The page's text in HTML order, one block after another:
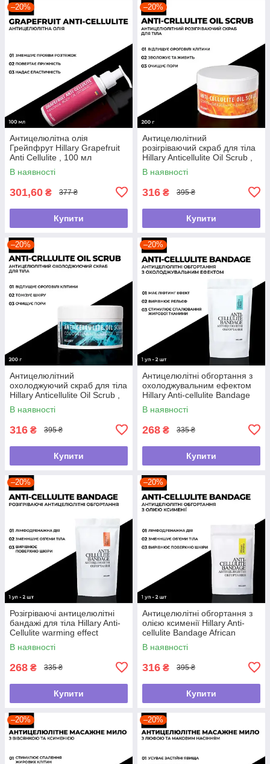
–20%
Антицелюлітна олія
Грейпфрут Hillary Grapefruit
Anti Cellulite , 100 мл
В наявності
301,60 ₴ 377 ₴
Купити
–20%
Антицелюлітний
розігріваючий скраб для тіла
Hillary Anticellulite Oil Scrub ,
200 г
В наявності
316 ₴ 395 ₴
Купити
–20%
Антицелюлітний
охолоджуючий скраб для тіла
Hillary Anticellulite Oil Scrub ,
200 г
В наявності
316 ₴ 395 ₴
Купити
–20%
Антицелюлітні обгортання з
охолоджувальним ефектом
Hillary Anti-cellulite Bandage
Cooling Effect
В наявності
268 ₴ 335 ₴
Купити
–20%
Розігріваючі антицелюлітні
бандажі для тіла Hillary Anti-
Cellulite warming effect
bandage
В наявності
268 ₴ 335 ₴
Купити
–20%
Антицелюлітні обгортання з
олією ксименії Hillary Anti-
cellulite Bandage African
Ximenia
В наявності
316 ₴ 395 ₴
Купити
–20% –20%